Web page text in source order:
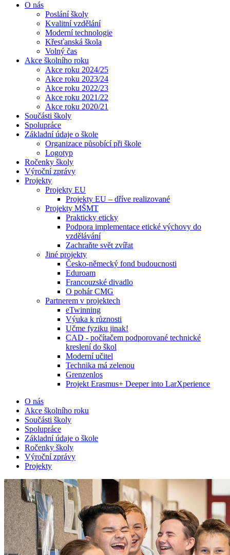
O nás
Poslání školy
Kvalitní vzdělání
Moderní technologie
Křesťanská škola
Volný čas
Akce školního roku
Akce roku 2024/25
Akce roku 2023/24
Akce roku 2022/23
Akce roku 2021/22
Akce roku 2020/21
Součásti školy
Spolupráce
Základní údaje o škole
Organizace působící při škole
Logotyp
Ročenky školy
Výroční zprávy
Projekty
Projekty EU
Projekty EU – dříve realizované
Projekty MŠMT
Prakticky eticky
Podpora implementace etické výchovy do
vzdělávání
Zachraňte svět zvířat
Jiné projekty
Česko-německý fond budoucnosti
Eduroam
Francouzské divadlo
O pohár CMG
Partnerem v projektech
eTwinning
Výuka k různosti
Učme fyziku jinak!
CAD - počítačem podporované technické
kreslení do škol
Moderní učitel
Technika má zelenou
Grenzenlos
Projekt Erasmus+ Deeper into LarXperience
O nás
Akce školního roku
Součásti školy
Spolupráce
Základní údaje o škole
Ročenky školy
Výroční zprávy
Projekty